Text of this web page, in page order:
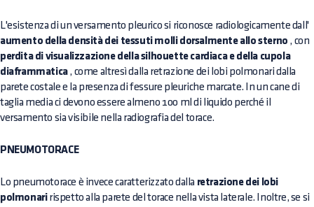
L'esistenza di un versamento pleurico si riconosce radiologicamente dall'
aumento della densità dei tessuti molli dorsalmente allo sterno , con
perdita di visualizzazione della silhouette cardiaca e della cupola
diaframmatica, come altresì dalla retrazione dei lobi polmonari dalla
parete costale e la presenza di fessure pleuriche marcate. In un cane di
taglia media ci devono essere almeno 100 ml di liquido perché il
versamento sia visibile nella radiografia del torace.
PNEUMOTORACE
Lo pneumotorace è invece caratterizzato dalla retrazione dei lobi
polmonaririspetto alla parete del torace nella vista laterale. Inoltre, se si